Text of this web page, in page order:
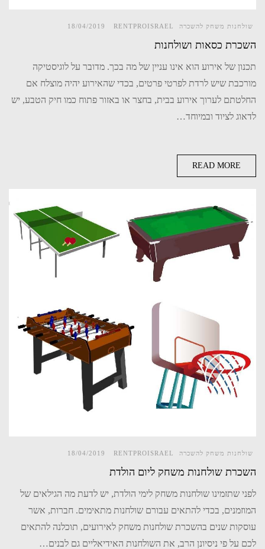
שולחנות משחק להשכרה RENTPROISRAEL
18/04/2019
השכרת כסאות ושולחנות
תכנון של אירוע הוא אינו עניין של מה בכך. מדובר על לוגיסטיקה
מורכבת שיש לרדת לפרטי פרטים, בכדי שהאירוע יהיה מוצלח אם
החלטתם לערוך אירוע בבית, בחצר או באזור פתוח כמו חיק הטבע, יש
לדאוג לציוד ובמיוחד…
READ MORE
שולחנות משחק להשכרה RENTPROISRAEL
18/04/2019
השכרת שולחנות משחק ליום הולדת
לפני שתזמינו שולחנות משחק לימי הולדת, יש לדעת מה הגילאים של
המוזמנים, בכדי להתאים עבורם שולחנות מתאימים. חברות, אשר
עוסקות שנים בהשכרת שולחנות משחק לאירועים, תוכלנה להתאים
לכם על פי ניסיונן הרב, את השולחנות האידיאליים גם לבנים…